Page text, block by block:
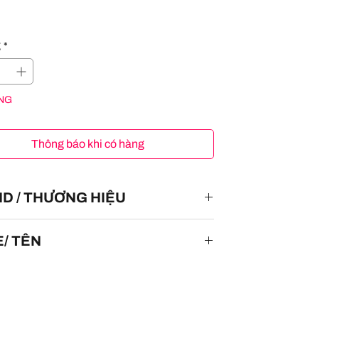
*
Thông báo khi có hàng
/ THƯƠNG HIỆU
TÊN